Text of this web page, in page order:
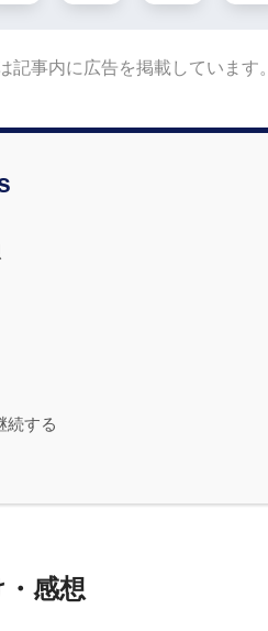
記事内に広告を掲載しています。
続する
感想